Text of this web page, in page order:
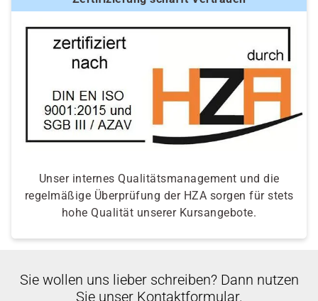
Unser internes Qualitätsmanagement und die
regelmäßige Überprüfung der HZA sorgen für stets
hohe Qualität unserer Kursangebote.
Sie wollen uns lieber schreiben? Dann nutzen
Sie unser Kontaktformular.